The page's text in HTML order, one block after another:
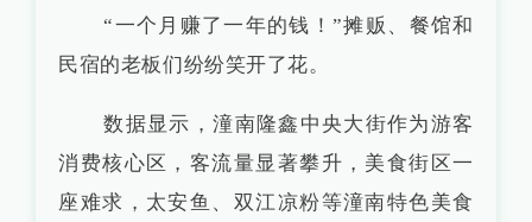
“一个月赚了一年的钱！”摊贩、餐馆和
民宿的老板们纷纷笑开了花。
数据显示，潼南隆鑫中央大街作为游客
消费核心区，客流量显著攀升，美食街区一
座难求，太安鱼、双江凉粉等潼南特色美食